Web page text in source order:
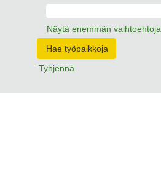
Näytä enemmän vaihtoehtoja
Tyhjennä